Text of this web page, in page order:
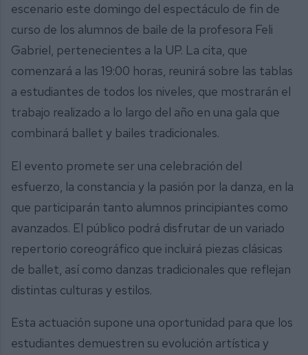
escenario este domingo del espectáculo de fin de
curso de los alumnos de baile de la profesora Feli
Gabriel, pertenecientes a la UP. La cita, que
comenzará a las 19:00 horas, reunirá sobre las tablas
a estudiantes de todos los niveles, que mostrarán el
trabajo realizado a lo largo del año en una gala que
combinará ballet y bailes tradicionales.
El evento promete ser una celebración del
esfuerzo, la constancia y la pasión por la danza, en la
que participarán tanto alumnos principiantes como
avanzados. El público podrá disfrutar de un variado
repertorio coreográfico que incluirá piezas clásicas
de ballet, así como danzas tradicionales que reflejan
distintas culturas y estilos.
Esta actuación supone una oportunidad para que los
estudiantes demuestren su evolución artística y